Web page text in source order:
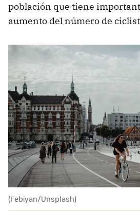
población que tiene
aumento del número de
(Febiyan/Unsplash)